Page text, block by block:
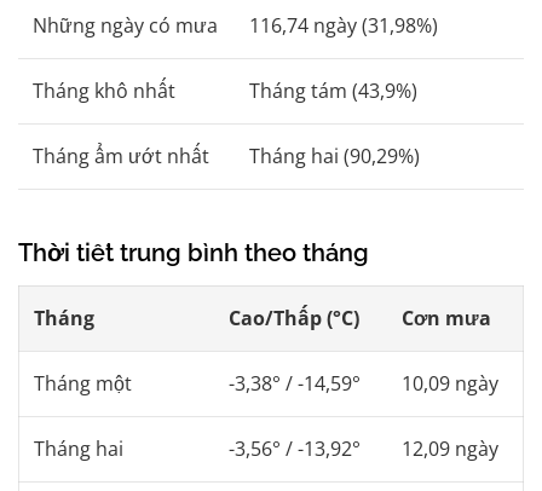
Những ngày có mưa 116,74 ngày (31,98%)
Tháng khô nhất Tháng tám (43,9%)
Tháng ẩm ướt nhất Tháng hai (90,29%)
Thời tiết trung bình theo tháng
Tháng Cao/Thấp (°C) Cơn mưa
Tháng một -3,38° / -14,59° 10,09 ngày
Tháng hai -3,56° / -13,92° 12,09 ngày